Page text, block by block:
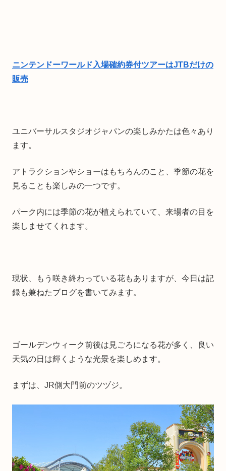
ニンテンドーワールド入場確約券付ツアーはJTBだけの
販売
ユニバーサルスタジオジャパンの楽しみかたは色々あり
ます。
アトラクションやショーはもちろんのこと、季節の花を
見ることも楽しみの一つです。
パーク内には季節の花が植えられていて、来場者の目を
楽しませてくれます。
現状、もう咲き終わっている花もありますが、今日は記
録も兼ねたブログを書いてみます。
ゴールデンウィーク前後は見ごろになる花が多く、良い
天気の日は輝くような光景を楽しめます。
まずは、JR側大門前のツヅジ。